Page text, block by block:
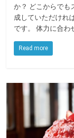
か？ どこからでも
成していただけれ
です。 体力に合わ
Read more